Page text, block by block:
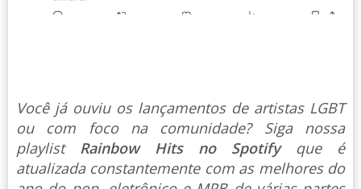
Você já ouviu os lançamentos de artistas LGBT
ou com foco na comunidade? Siga nossa
playlist Rainbow Hits no Spotify que é
atualizada constantemente com as melhores do